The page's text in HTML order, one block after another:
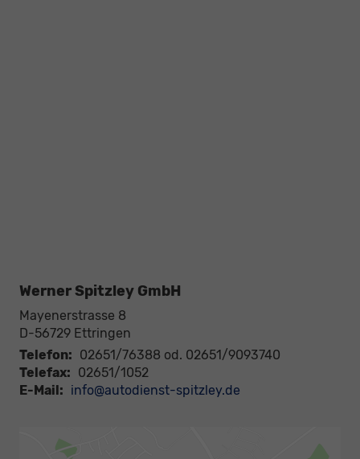
Werner Spitzley GmbH
Mayenerstrasse 8
D-56729 Ettringen
Telefon: 02651/76388 od. 02651/9093740
Telefax: 02651/1052
E-Mail: info@autodienst-spitzley.de